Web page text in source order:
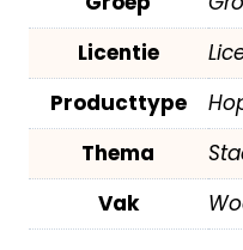
Licentie
Producttype
Thema
Vak